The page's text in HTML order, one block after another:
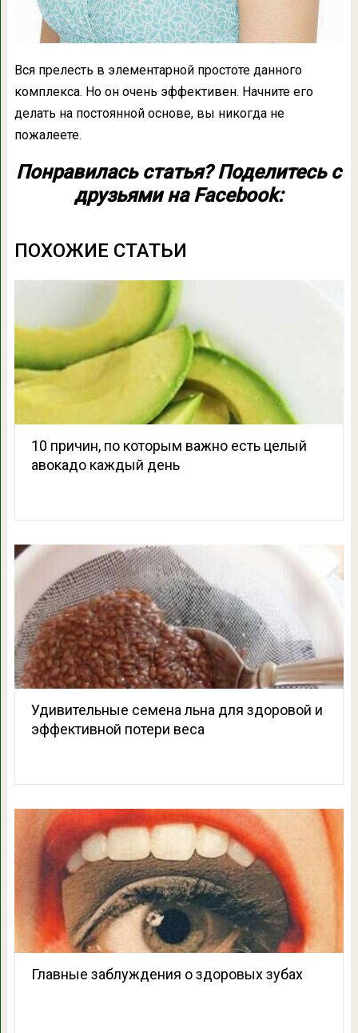
Вся прелесть в элементарной простоте данного
комплекса. Но он очень эффективен. Начните его
делать на постоянной основе, вы никогда не
пожалеете.
Понравилась статья? Поделитесь с
друзьями на Facebook:
ПОХОЖИЕ СТАТЬИ
10 причин, по которым важно есть целый
авокадо каждый день
Удивительные семена льна для здоровой и
эффективной потери веса
Главные заблуждения о здоровых зубах